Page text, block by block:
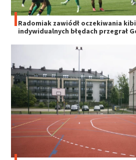
Radomiak zawiódł oczekiwania
indywidualnych błędach przegrał